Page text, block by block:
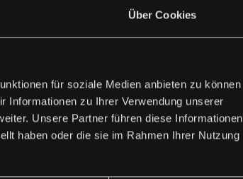
Über Cookies
für soziale Medien anbieten zu können
Informationen zu Ihrer Verwendung unserer
Unsere Partner führen diese Informationen
haben oder die sie im Rahmen Ihrer Nutzung
für internes Analytics
wie z. B. die Anzahl
Verweildauer
Seiten gelesen
auf der Website. Wird